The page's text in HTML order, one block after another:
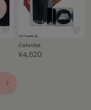
Celvoke
¥4,620